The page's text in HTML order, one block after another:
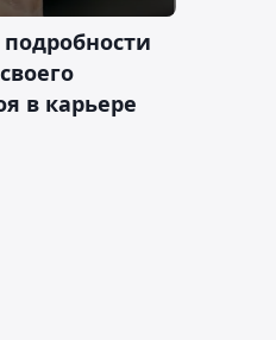
в карьере